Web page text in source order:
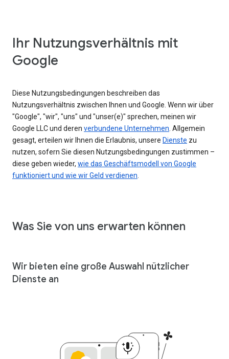
Ihr Nutzungsverhältnis mit
Google
Diese Nutzungsbedingungen beschreiben das
Nutzungsverhältnis zwischen Ihnen und Google. Wenn wir über
"Google", "wir", "uns" und "unser(e)" sprechen, meinen wir
Google LLC und deren verbundene Unternehmen . Allgemein
gesagt, erteilen wir Ihnen die Erlaubnis, unsere Dienste zu
nutzen, sofern Sie diesen Nutzungsbedingungen zustimmen –
diese geben wieder, wie das Geschäftsmodell von Google
funktioniert und wie wir Geld verdienen
Was Sie von uns erwarten können
Wir bieten eine große Auswahl nützlicher
Dienste an